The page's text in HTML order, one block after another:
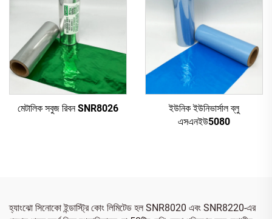
মেটালিক সবুজ রিবন SNR8026
ইউনিক ইউনিভার্সাল ব্লু
এসএনইউ5080
হ্যাংঝো সিনোকো ইন্ডাস্ট্রি কোং লিমিটেড হল SNR8020 এবং SNR8220-এর